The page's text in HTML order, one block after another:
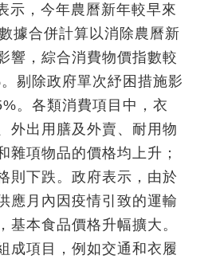
示，今年農曆新年較早來
據合併計算以消除農曆新
響，綜合消費物價指數較
剔除政府單次紓困措施影
。各類消費項目中，衣
外出用膳及外賣、耐用物
雜項物品的價格均上升；
則下跌。政府表示，由於
應月內因疫情引致的運輸
基本食品價格升幅擴大。
成項目，例如交通和衣履